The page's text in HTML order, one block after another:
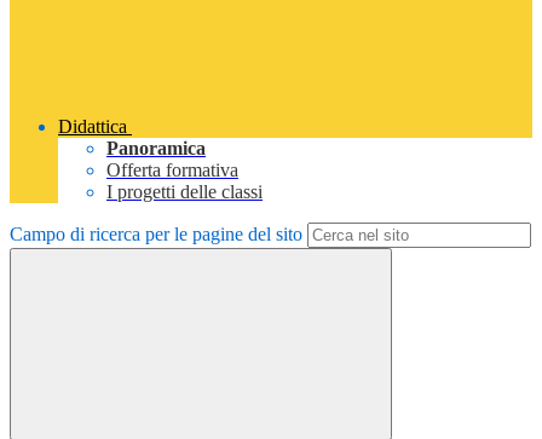
Didattica
Panoramica
Offerta formativa
I progetti delle classi
Campo di ricerca per le pagine del sito